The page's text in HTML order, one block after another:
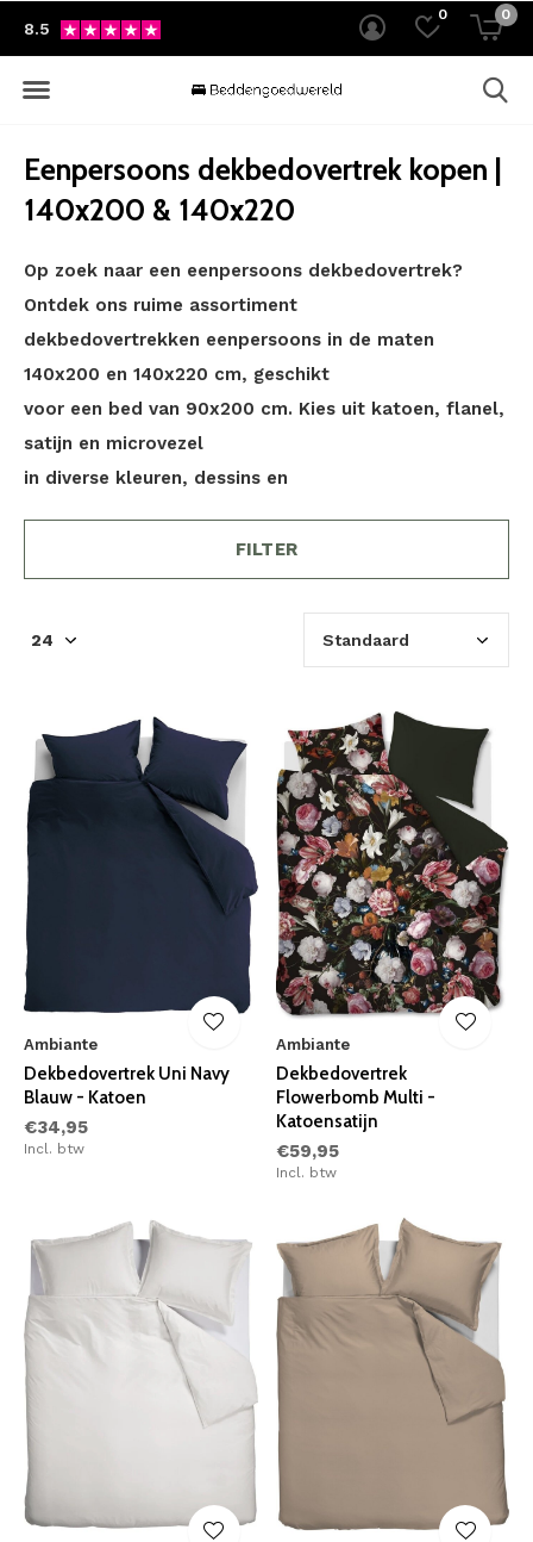
0 0
8.5
Eenpersoons dekbedovertrek kopen |
140x200 & 140x220
Op zoek naar een eenpersoons dekbedovertrek?
Ontdek ons ruime assortiment
dekbedovertrekken eenpersoons in de maten
140x200 en 140x220 cm, geschikt
voor een bed van 90x200 cm. Kies uit katoen, flanel,
satijn en microvezel
in diverse kleuren, dessins en
FILTER
Ambiante
Dekbedovertrek Uni Navy
Blauw - Katoen
€34,95
Incl. btw
Ambiante
Dekbedovertrek
Flowerbomb Multi -
Katoensatijn
€59,95
Incl. btw